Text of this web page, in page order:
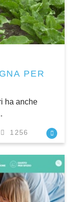
PER
ha anche
1256